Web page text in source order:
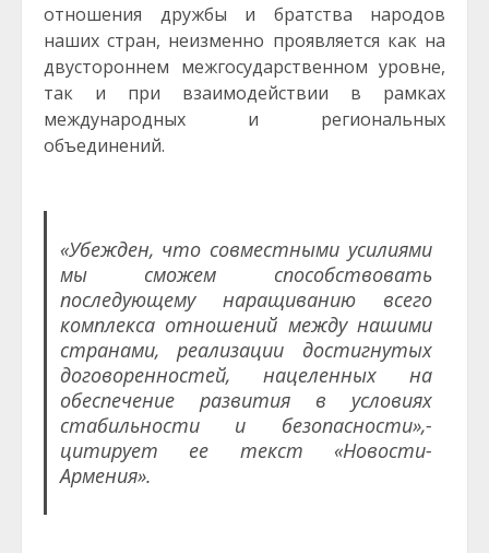
отношения дружбы и братства народов
наших стран, неизменно проявляется как на
двустороннем межгосударственном уровне,
так и при взаимодействии в рамках
международных и региональных
объединений.
«Убежден, что совместными усилиями
мы сможем способствовать
последующему наращиванию всего
комплекса отношений между нашими
странами, реализации достигнутых
договоренностей, нацеленных на
обеспечение развития в условиях
стабильности и безопасности»,-
цитирует ее текст «Новости-
Армения».